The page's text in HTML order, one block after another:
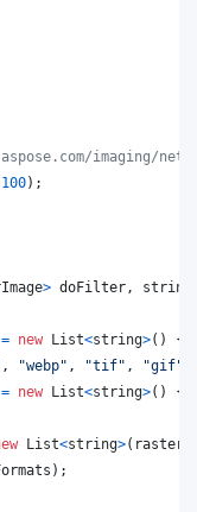
imaging/net/
100) ;
> doFilter ,
string
= new List<string>( ) {
, "webp" , "tif" , "gif"
= new List<string>( ) {
List<string>(
) ;